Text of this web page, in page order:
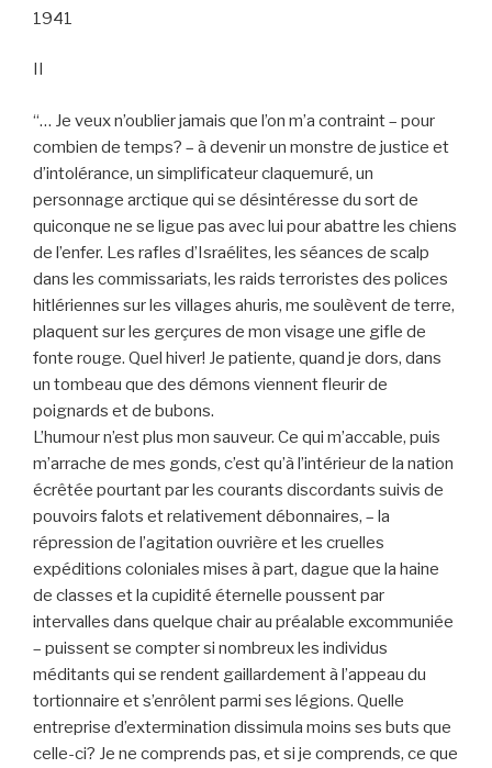
1941
“… Je veux n’oublier jamais que l’on m’a contraint – pour
combien de temps? – à devenir un monstre de justice et
d’intolérance, un simplificateur claquemuré, un
personnage arctique qui se désintéresse du sort de
quiconque ne se ligue pas avec lui pour abattre les chiens
de l’enfer. Les rafles d’Israélites, les séances de scalp
dans les commissariats, les raids terroristes des polices
hitlériennes sur les villages ahuris, me soulèvent de terre,
plaquent sur les gerçures de mon visage une gifle de
fonte rouge. Quel hiver! Je patiente, quand je dors, dans
un tombeau que des démons viennent fleurir de
poignards et de bubons.
L’humour n’est plus mon sauveur. Ce qui m’accable, puis
m’arrache de mes gonds, c’est qu’à l’intérieur de la nation
écrêtée pourtant par les courants discordants suivis de
pouvoirs falots et relativement débonnaires, – la
répression de l’agitation ouvrière et les cruelles
expéditions coloniales mises à part, dague que la haine
de classes et la cupidité éternelle poussent par
intervalles dans quelque chair au préalable excommuniée
– puissent se compter si nombreux les individus
méditants qui se rendent gaillardement à l’appeau du
tortionnaire et s’enrôlent parmi ses légions. Quelle
entreprise d’extermination dissimula moins ses buts que
celle-ci? Je ne comprends pas, et si je comprends, ce que